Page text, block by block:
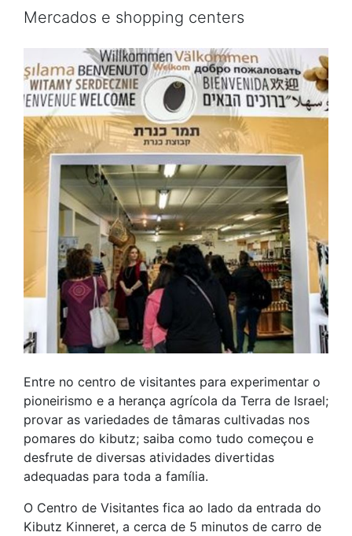
Mercados e shopping centers
Entre no centro de visitantes para experimentar o
pioneirismo e a herança agrícola da Terra de Israel;
provar as variedades de tâmaras cultivadas nos
pomares do kibutz; saiba como tudo começou e
desfrute de diversas atividades divertidas
adequadas para toda a família.
O Centro de Visitantes fica ao lado da entrada do
Kibutz Kinneret, a cerca de 5 minutos de carro de